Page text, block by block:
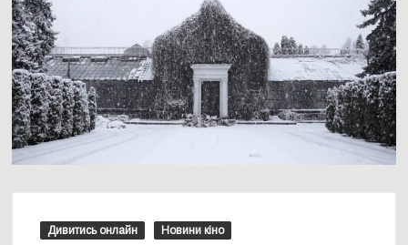
Дивитись онлайн Новини кіно